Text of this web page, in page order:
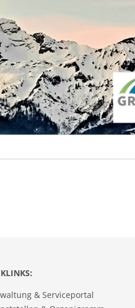
& Serviceportal